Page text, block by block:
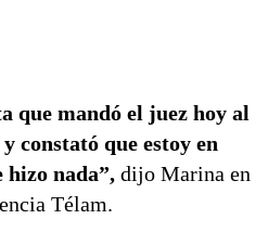
que mandó el juez hoy al
constató que estoy en
hizo nada”, dijo Marina en
Télam.